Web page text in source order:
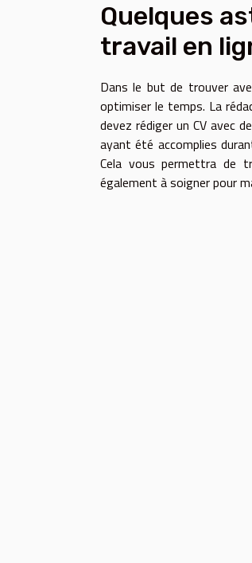
Quelques
travail en
Dans le but de trouver
optimiser le temps. La
devez rédiger un CV avec
ayant été accomplies
Cela vous permettra de
également à soigner pour